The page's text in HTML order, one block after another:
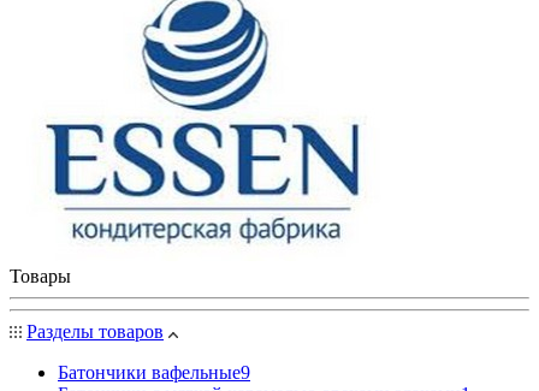
Товары
Разделы товаров
Батончики вафельные9